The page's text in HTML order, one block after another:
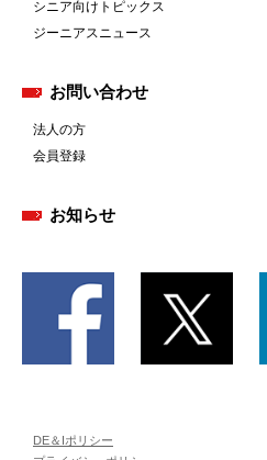
シニア向けトピックス
ジーニアスニュース
お問い合わせ
法人の方
会員登録
お知らせ
DE＆Iポリシー